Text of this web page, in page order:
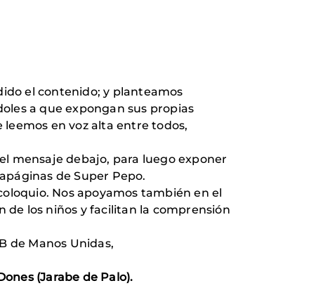
el contenido; y planteamos
a que expongan sus propias
en voz alta entre todos,
mensaje debajo, para luego exponer
de Super Pepo.
Nos apoyamos también en el
de los niños y facilitan la comprensión
de Manos Unidas,
(Jarabe de Palo).